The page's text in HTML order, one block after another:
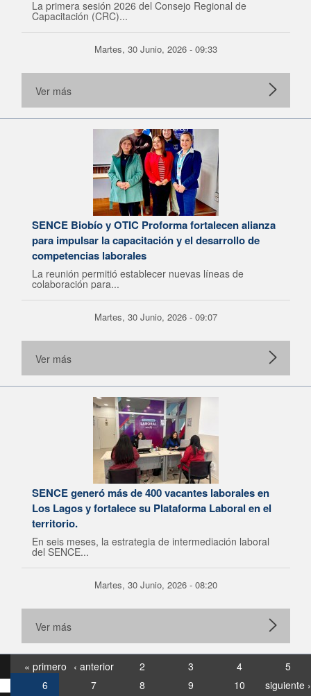
La primera sesión 2026 del Consejo Regional de
Capacitación (CRC)...
Martes, 30 Junio, 2026 - 09:33
Ver más
SENCE Biobío y OTIC Proforma fortalecen alianza
para impulsar la capacitación y el desarrollo de
competencias laborales
La reunión permitió establecer nuevas líneas de
colaboración para...
Martes, 30 Junio, 2026 - 09:07
Ver más
SENCE generó más de 400 vacantes laborales en
Los Lagos y fortalece su Plataforma Laboral en el
territorio.
En seis meses, la estrategia de intermediación laboral
del SENCE...
Martes, 30 Junio, 2026 - 08:20
Ver más
« primero ‹ anterior 2 3 4
5
6
7 8 9 10
siguiente ›